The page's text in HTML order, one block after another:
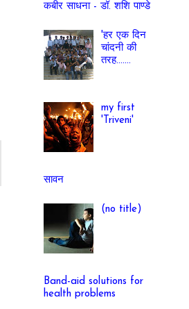
कबीर साधना - डॉ. शशि पाण्डे
'हर एक दिन
चांदनी की
तरह.......
my first
'Triveni'
सावन
(no title)
Band-aid solutions for
health problems